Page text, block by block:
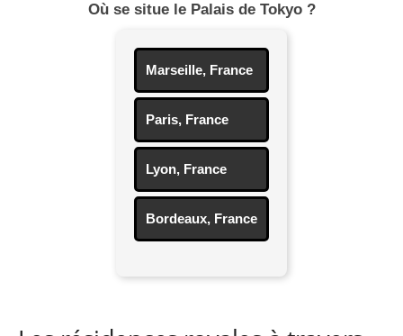
Où se situe le Palais de Tokyo ?
Marseille, France
Paris, France
Lyon, France
Bordeaux, France